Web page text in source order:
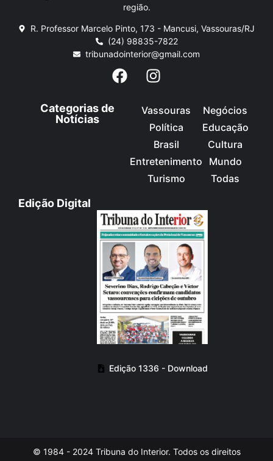
região.
R. Professor Marcelo Pinto, 173 - Mancusi, Vassouras/RJ
(24) 98835-7822
tribunadointerior@gmail.com
Categorias de
Notícias
Vassouras
Política
Brasil
Entretenimento
Turismo
Negócios
Educação
Cultura
Mundo
Todas
Edição Digital
Edição 1336 - Download
© 1984 - 2024 Tribuna do Interior. Todos os direitos